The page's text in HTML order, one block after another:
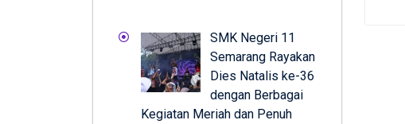
SMK Negeri 11
Semarang Rayakan
Dies Natalis ke-36
dengan Berbagai
Kegiatan Meriah dan Penuh